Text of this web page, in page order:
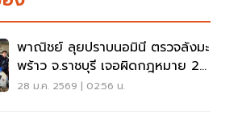
พาณิชย์ ลุยปราบนอมินี ตรวจล้งมะ
พร้าว จ.ราชบุรี เจอผิดกฎหมาย 2
ราย
28 ม.ค. 2569 | 02:56 น.